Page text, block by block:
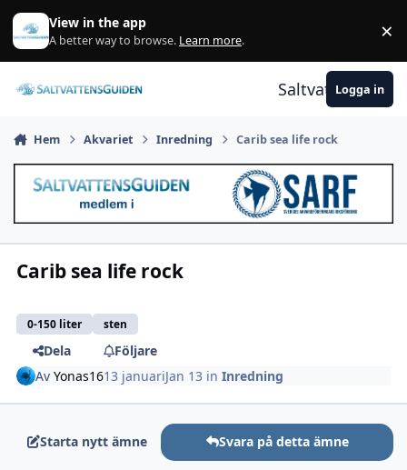
Gå till innehåll
View in the app
A better way to browse. Learn more. ×
Logga in
Hem Akvariet Inredning Carib sea life rock
Carib sea life rock
0-150 liter sten
Dela
Följare
AvYonas1613 januariJan 13 inInredning
Starta nytt ämne Svara på detta ämne